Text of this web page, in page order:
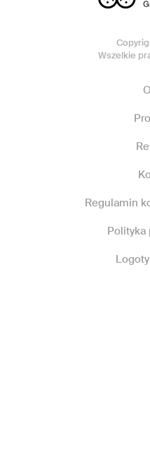
Wszelkie
Regulamin
Polityka